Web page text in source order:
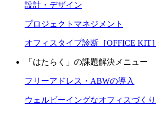
設計・デザイン
プロジェクトマネジメント
オフィスタイプ診断［OFFICE KIT］
「はたらく」の課題解決メニュー
フリーアドレス・ABWの導入
ウェルビーイングなオフィスづくり